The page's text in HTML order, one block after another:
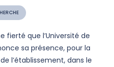
fierté que l’Université de
sa présence, pour la
l’établissement, dans le